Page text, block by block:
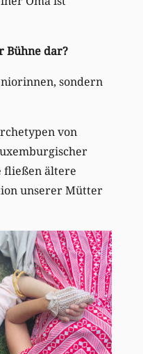
Bühne dar?
sondern
von
fließen ältere
unserer Mütter